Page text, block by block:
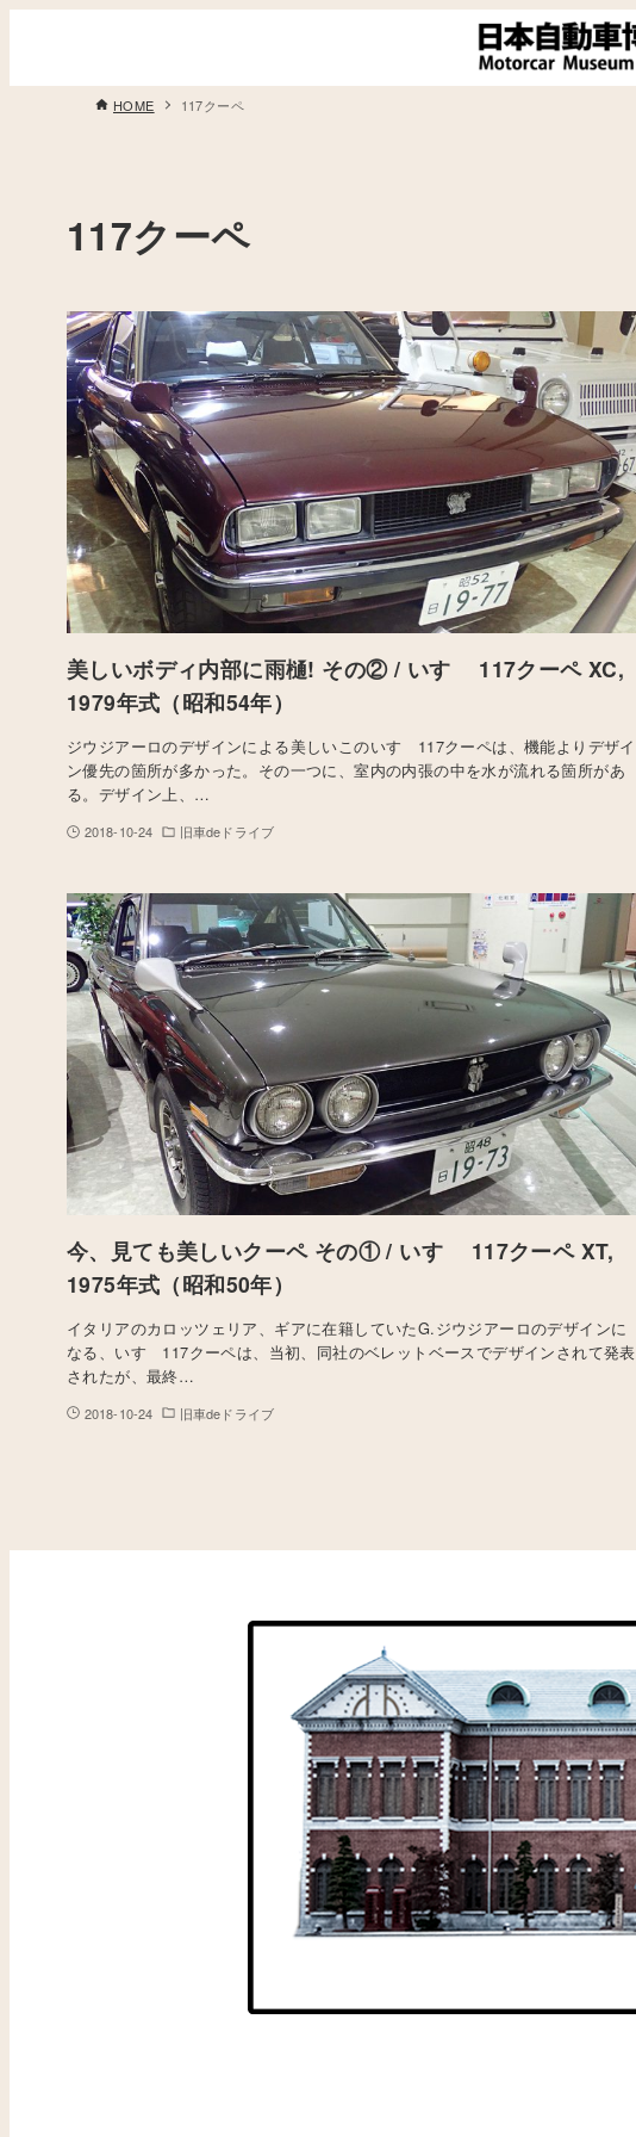
HOME 117クーペ
117クーペ
美しいボディ内部に雨樋! その② / いすゞ 117クーペ XC,
1979年式（昭和54年）
ジウジアーロのデザインによる美しいこのいすゞ117クーペは、機能よりデザイ
ン優先の箇所が多かった。その一つに、室内の内張の中を水が流れる箇所があ
る。デザイン上、…
2018-10-24 旧車deドライブ
今、見ても美しいクーペ その① / いすゞ 117クーペ XT,
1975年式（昭和50年）
イタリアのカロッツェリア、ギアに在籍していたG.ジウジアーロのデザインに
なる、いすゞ117クーペは、当初、同社のベレットベースでデザインされて発表
されたが、最終…
2018-10-24 旧車deドライブ